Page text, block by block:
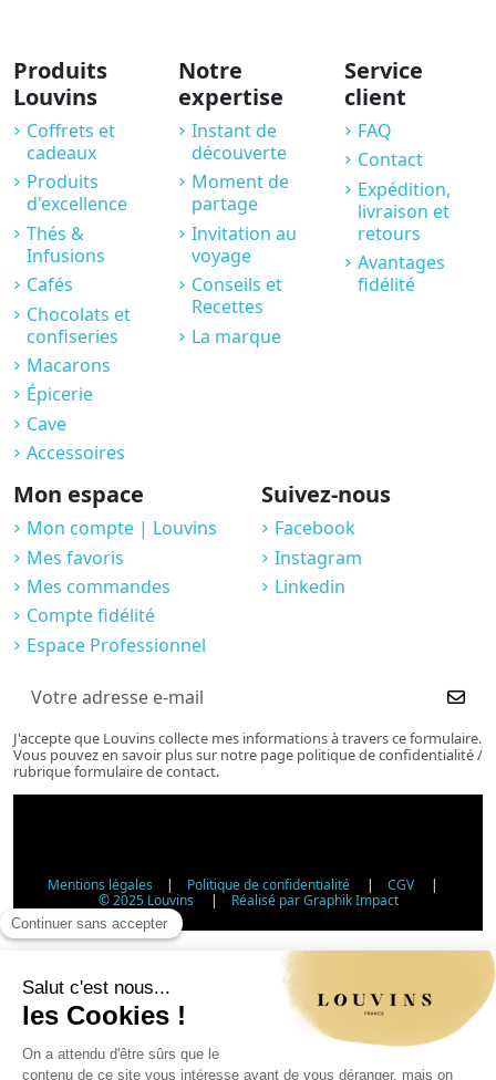
Produits
Louvins
Coffrets et
cadeaux
Produits
d'excellence
Thés &
Infusions
Cafés
Chocolats et
confiseries
Macarons
Épicerie
Cave
Accessoires
Notre
expertise
Instant de
découverte
Moment de
partage
Invitation au
voyage
Conseils et
Recettes
La marque
Service
client
FAQ
Contact
Expédition,
livraison et
retours
Avantages
fidélité
Mon espace
Mon compte | Louvins
Mes favoris
Mes commandes
Compte fidélité
Espace Professionnel
Suivez-nous
Facebook
Instagram
Linkedin
J'accepte que Louvins collecte mes informations à travers ce formulaire.
Vous pouvez en savoir plus sur notre page politique de confidentialité /
rubrique formulaire de contact.
Mentions légales | Politique de confidentialité | CGV |
© 2025 Louvins | Réalisé par Graphik Impact
Vérification d'âge - Vente d'alcool
Conformément à l'article L3342-1 du Code de la santé
publique, la vente d'alcool est interdite aux mineurs de
moins de 18 ans. Veuillez confirmer votre âge.